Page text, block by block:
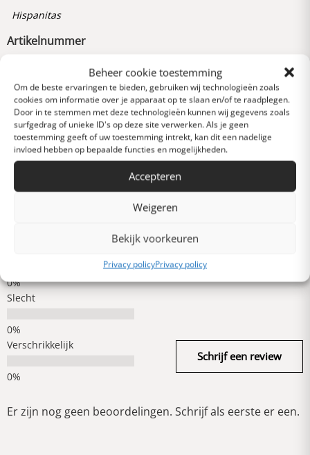
Beheer cookie toestemming
Om de beste ervaringen te bieden, gebruiken wij technologieën zoals
cookies om informatie over je apparaat op te slaan en/of te raadplegen.
Door in te stemmen met deze technologieën kunnen wij gegevens zoals
surfgedrag of unieke ID's op deze site verwerken. Als je geen
toestemming geeft of uw toestemming intrekt, kan dit een nadelige
invloed hebben op bepaalde functies en mogelijkheden.
Accepteren
Weigeren
Bekijk voorkeuren
Privacy policyPrivacy policy
Hispanitas
Artikelnummer
Reviews
0 van 5 sterren (op
basis van 0 reviews)
Uitstekend
Slecht
Verschrikkelijk
Schrijf een review
Er zijn nog geen beoordelingen. Schrijf als eerste er een.